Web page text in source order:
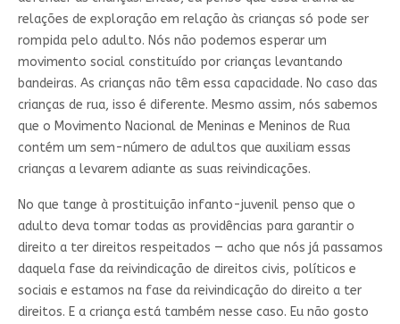
relações de exploração em relação às crianças só pode ser
rompida pelo adulto. Nós não podemos esperar um
movimento social constituído por crianças levantando
bandeiras. As crianças não têm essa capacidade. No caso das
crianças de rua, isso é diferente. Mesmo assim, nós sabemos
que o Movimento Nacional de Meninas e Meninos de Rua
contém um sem-número de adultos que auxiliam essas
crianças a levarem adiante as suas reivindicações.
No que tange à prostituição infanto-juvenil penso que o
adulto deva tomar todas as providências para garantir o
direito a ter direitos respeitados — acho que nós já passamos
daquela fase da reivindicação de direitos civis, políticos e
sociais e estamos na fase da reivindicação do direito a ter
direitos. E a criança está também nesse caso. Eu não gosto